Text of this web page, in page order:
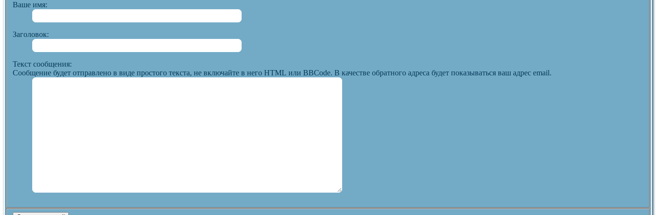
Ваше имя:
Заголовок:
Текст сообщения:
Сообщение будет отправлено в виде простого текста, не включайте в него HTML или BBCode. В качестве обратного адреса будет показываться ваш адрес email.